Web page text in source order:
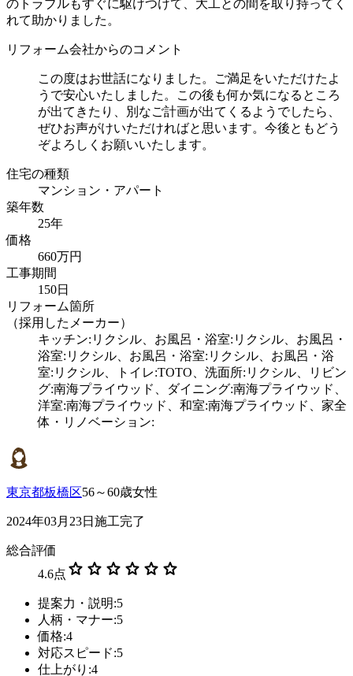
のトラブルもすぐに駆けつけて、大工との間を取り持ってく
れて助かりました。
リフォーム会社からのコメント
この度はお世話になりました。ご満足をいただけたよ
うで安心いたしました。この後も何か気になるところ
が出てきたり、別なご計画が出てくるようでしたら、
ぜひお声がけいただければと思います。今後ともどう
ぞよろしくお願いいたします。
住宅の種類
マンション・アパート
築年数
25年
価格
660万円
工事期間
150日
リフォーム箇所
（採用したメーカー）
キッチン:リクシル、お風呂・浴室:リクシル、お風呂・
浴室:リクシル、お風呂・浴室:リクシル、お風呂・浴
室:リクシル、トイレ:TOTO、洗面所:リクシル、リビン
グ:南海プライウッド、ダイニング:南海プライウッド、
洋室:南海プライウッド、和室:南海プライウッド、家全
体・リノベーション:
東京都板橋区56～60歳女性
2024年03月23日施工完了
総合評価
4.6点 star star star star star star
提案力・説明:5
人柄・マナー:5
価格:4
対応スピード:5
仕上がり:4